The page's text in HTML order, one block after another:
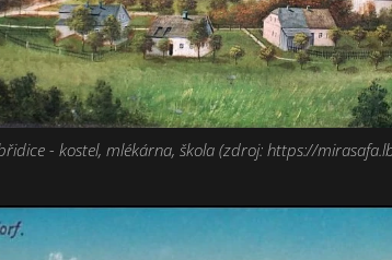
- kostel, mlékárna, škola (zdroj: https://